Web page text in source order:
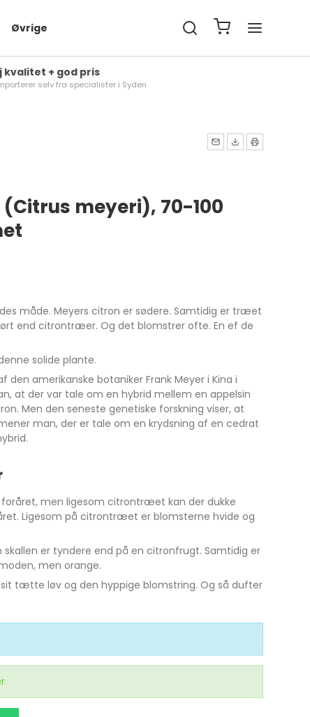
Øvrige
kvalitet + god pris
selv fra specialister i Syden
meyeri), 70-100
måde. Meyers citron er sødere. Samtidig er træet
end citrontræer. Og det blomstrer ofte. En ef de
solide plante.
den amerikanske botaniker Frank Meyer i Kina i
at der var tale om en hybrid mellem en appelsin
Men den seneste genetiske forskning viser, at
man, der er tale om en krydsning af en cedrat
men ligesom citrontræet kan der dukke
Ligesom på citrontræet er blomsterne hvide og
er tyndere end på en citronfrugt. Samtidig er
men orange.
tætte løv og den hyppige blomstring. Og så dufter